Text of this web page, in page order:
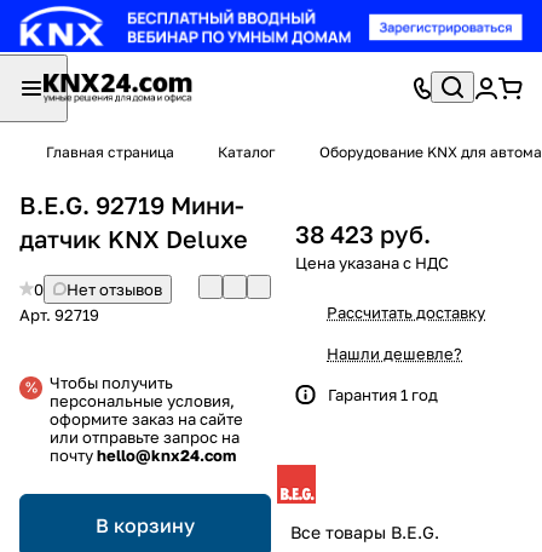
Главная страница Каталог Оборудование KNX для
B.E.G. 92719 Мини-
датчик KNX Deluxe
0
Нет отзывов
Арт. 92719
Чтобы получить
персональные условия,
оформите заказ на сайте
или отправьте запрос на
почтуhello@knx24.com
В корзину
38 423 руб.
Рассчитать доставку
Нашли дешевле?
Гарантия 1 год
Все товары B.E.G.